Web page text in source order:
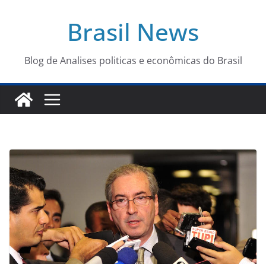
conteúdo
Brasil News
Blog de Analises politicas e econômicas do Brasil